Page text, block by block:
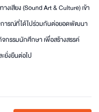
งเสียง (Sound Art & Culture) เข้า
การณ์ที่ได้ไปร่วมกันต่อยอดพัฒนา
กรรมนักศึกษา เพื่อสร้างสรรค์
ยั่งยืนต่อไป